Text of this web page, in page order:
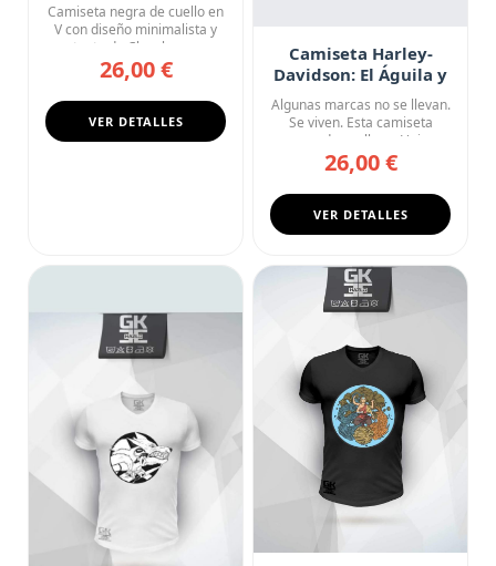
Camiseta negra de cuello en
V con diseño minimalista y
potente de Chewbacca, ...
26,00 €
VER DETALLES
Camiseta Harley-
Davidson: El Águila y
Algunas marcas no se llevan.
Se viven. Esta camiseta
negra de cuello en V rin...
26,00 €
VER DETALLES